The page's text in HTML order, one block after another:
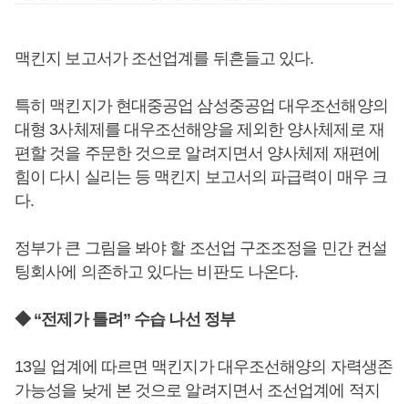
맥킨지 보고서가 조선업계를 뒤흔들고 있다.
특히 맥킨지가 현대중공업 삼성중공업 대우조선해양의
대형 3사체제를 대우조선해양을 제외한 양사체제로 재
편할 것을 주문한 것으로 알려지면서 양사체제 재편에
힘이 다시 실리는 등 맥킨지 보고서의 파급력이 매우 크
다.
정부가 큰 그림을 봐야 할 조선업 구조조정을 민간 컨설
팅회사에 의존하고 있다는 비판도 나온다.
◆ “전제가 틀려” 수습 나선 정부
13일 업계에 따르면 맥킨지가 대우조선해양의 자력생존
가능성을 낮게 본 것으로 알려지면서 조선업계에 적지